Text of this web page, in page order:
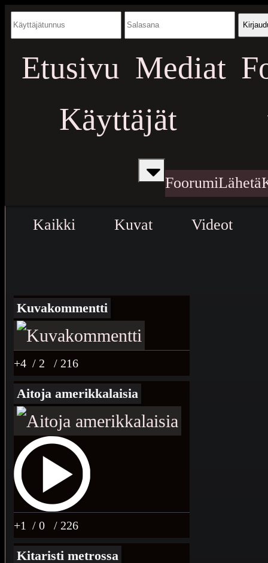
Etusivu Mediat
Käyttäjät
FoorumiLähetä
Kaikki Kuvat Videot
Kuvakommentti
+4 / 2 / 216
Aitoja amerikkalaisia
+1 / 0 / 226
Kitaristi metrossa